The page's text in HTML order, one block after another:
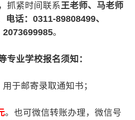
抓紧时间联系王老师、马老师
电话：0311-89808499、
2073699985。
专业学校报名须知：
于邮寄录取通知书；
。也可微信转账办理，微信号